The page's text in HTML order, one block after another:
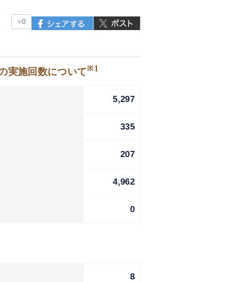
♥0
実施回数について※1
5,297
335
207
4,962
0
8